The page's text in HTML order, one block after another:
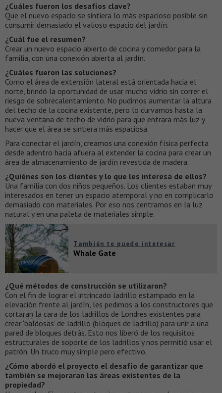
¿Cuáles fueron los desafíos clave?
Que el nuevo espacio se sintiera lo más espacioso posible sin
consumir demasiado el valioso espacio del jardín.
¿Cuál fue el resumen?
Crear un nuevo espacio abierto de cocina y comedor para la
familia, con una conexión abierta al jardín.
¿Cuáles fueron las soluciones?
Como el área de extensión lateral está orientada hacia el
norte, brindó la oportunidad de usar mucho vidrio sin correr el
riesgo de sobrecalentamiento. No pudimos aumentar la altura
del techo de la cocina existente, pero lo curvamos hasta la
nueva ventana de techo de vidrio para que entrara más luz y
hacer que el área se sintiera más espaciosa.
Para conectar el jardín, creamos una conexión física perfecta
desde adentro hacia afuera al extender la cocina para crear un
área de almacenamiento de jardín revestida de madera.
¿Quiénes son los clientes y lo que les interesa de ellos?
Una familia con dos niños pequeños. Los clientes estaban muy
interesados ​​en tener un espacio atemporal y no en complicarlo
demasiado con materiales. Por eso nos centramos en la luz
natural y en una paleta de materiales simple.
También te puede interesar
Whale Gate
¿Qué métodos de construcción se utilizaron?
Con el fin de lograr el intrincado ladrillo estampado en la
elevación frente al jardín, les pedimos a los constructores que
cortaran la cara de los ladrillos de Londres existentes para
crear ‘baldosas’ de ladrillo (bloques de ladrillo) para unir a una
pared de bloques detrás. Esto nos liberó de los requisitos
estructurales de soporte de los ladrillos y nos permitió usar el
patrón. Un truco muy simple pero efectivo.
¿Cómo abordó el proyecto el desafío de garantizar que
también se mejoraran las áreas existentes de la
propiedad?